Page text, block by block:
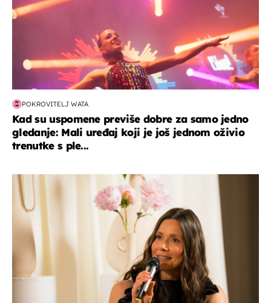
POKROVITELJ WATA
Kad su uspomene previše dobre za samo jedno
gledanje: Mali uređaj koji je još jednom oživio
trenutke s ple...
moda & ljepota